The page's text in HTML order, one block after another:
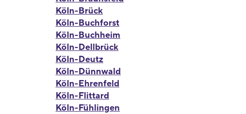
Köln-Brück
Köln-Buchforst
Köln-Buchheim
Köln-Dellbrück
Köln-Deutz
Köln-Dünnwald
Köln-Ehrenfeld
Köln-Flittard
Köln-Fühlingen